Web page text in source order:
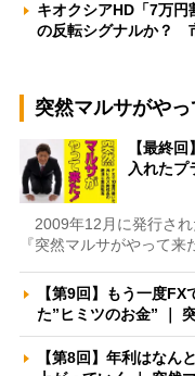
キオクシアHD「7万
の反転シグナルか？
突然マルサがやっ
【最終
入れたプ
2009年12月に発行され
『突然マルサがやって
【第9回】もう一度
た”ヒミツのお金” ｜
【第8回】年利はな